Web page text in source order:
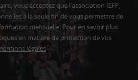
vous acceptez que l'association IEFP,
à la seule fin de vous permettre de
mensuelle. Pour en savoir plus
en matière de protection de vos
légales